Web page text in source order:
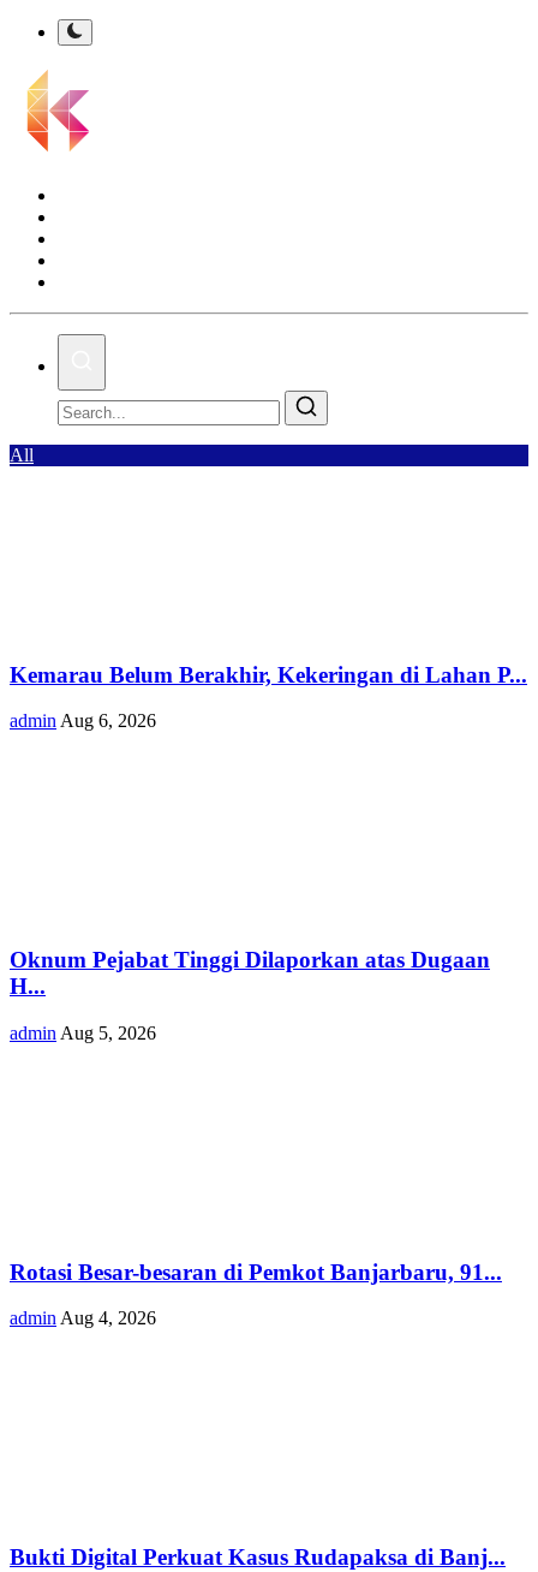
All
Kemarau Belum Berakhir, Kekeringan di Lahan P...
adminAug 6, 2026
Oknum Pejabat Tinggi Dilaporkan atas Dugaan
H...
admin Aug 5, 2026
Rotasi Besar-besaran di Pemkot Banjarbaru, 91...
admin Aug 4, 2026
Bukti Digital Perkuat Kasus Rudapaksa di Banj...